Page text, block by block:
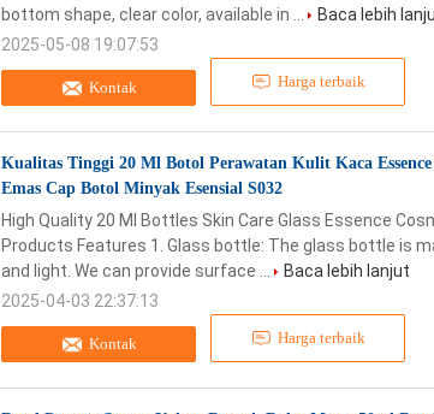
Kontak Harga terbaik
bottom shape, clear color, available in ...
Baca lebih
2025-05-08 19:07:53
Kualitas Tinggi 20 Ml Botol Perawatan Kulit Kaca
Emas Cap Botol Minyak Esensial S032
Kontak Harga terbaik
High Quality 20 Ml Bottles Skin Care Glass Essence
Products Features 1. Glass bottle: The glass bottle is
and light. We can provide surface ...
Baca lebih lanjut
2025-04-03 22:37:13